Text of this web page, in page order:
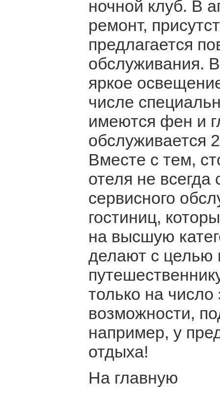
ночной клуб. В
ремонт,
предлагается
обслуживания.
яркое
числе
имеются фен и
обслуживается
Вместе с тем,
отеля не всегда
сервисного
гостиниц,
на высшую
делают с целью
только на число
возможности,
например, у
отдыха!
На главную